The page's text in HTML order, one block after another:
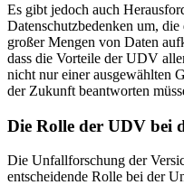
Es gibt jedoch auch
Datenschutzbedenken um,
großer Mengen von Daten
dass die Vorteile der UDV
nicht nur einer ausgewählten
der Zukunft beantworten
Die Rolle der UDV bei
Die Unfallforschung der
entscheidende Rolle bei der